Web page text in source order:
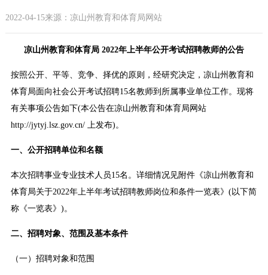
2022-04-15来源：凉山州教育和体育局网站
凉山州教育和体育局 2022年上半年公开考试招聘教师的公告
按照公开、平等、竞争、择优的原则，经研究决定，凉山州教育和
体育局面向社会公开考试招聘15名教师到所属事业单位工作。现将
有关事项公告如下(本公告在凉山州教育和体育局网站
http://jytyj.lsz.gov.cn/ 上发布)。
一、公开招聘单位和名额
本次招聘事业专业技术人员15名。详细情况见附件《凉山州教育和
体育局关于2022年上半年考试招聘教师岗位和条件一览表》(以下简
称《一览表》)。
二、招聘对象、范围及基本条件
（一）招聘对象和范围